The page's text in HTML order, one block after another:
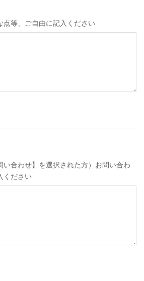
等、ご自由に記入ください
い合わせ】を選択された方）お問い合わ
ください